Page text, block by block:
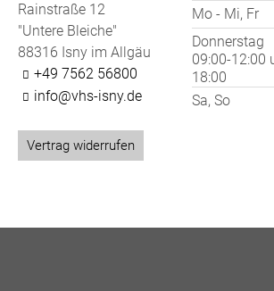
Rainstraße 12
"Untere Bleiche"
88316 Isny im Allgäu
+49 7562 56800
info@vhs-isny.de
Vertrag widerrufen
Mo - Mi, Fr
Donnerstag
09:00-12:00
18:00
Sa, So